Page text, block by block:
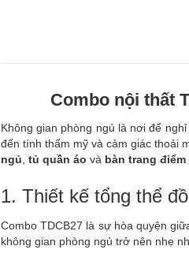
Combo nội thất
Không gian phòng ngủ là nơi để
đến tính thẩm mỹ và cảm giác thoải
ngủ tủ quần áo và bàn trang điểm
1. Thiết kế tổng thể
Combo TDCB27 là sự hòa quyện
không gian phòng ngủ trở nên nhẹ